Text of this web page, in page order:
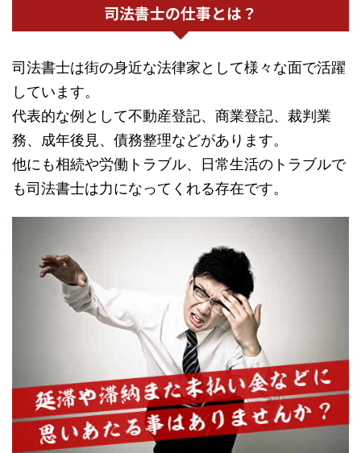
司法書士の仕事とは？
司法書士は街の身近な法律家として様々な面で活躍
しています。
代表的な例として不動産登記、商業登記、裁判業
務、成年後見、債務整理などがあります。
他にも相続や労働トラブル、日常生活のトラブルで
も司法書士は力になってくれる存在です。